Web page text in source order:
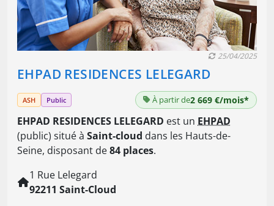
EHPAD RESIDENCES LELEGARD
25/04/2025
ASH Public À partir de2 669 €/mois*
EHPAD RESIDENCES LELEGARD est un EHPAD
(public) situé à Saint-cloud dans les Hauts-de-
Seine, disposant de84 places.
1 Rue Lelegard
92211 Saint-Cloud